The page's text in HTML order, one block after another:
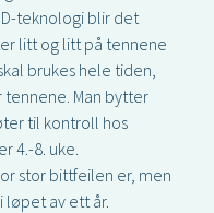
teknologi blir det
litt og litt på tennene
brukes hele tiden,
tennene. Man bytter
til kontroll hos
4.-8. uke.
stor bittfeilen er, men
løpet av ett år.